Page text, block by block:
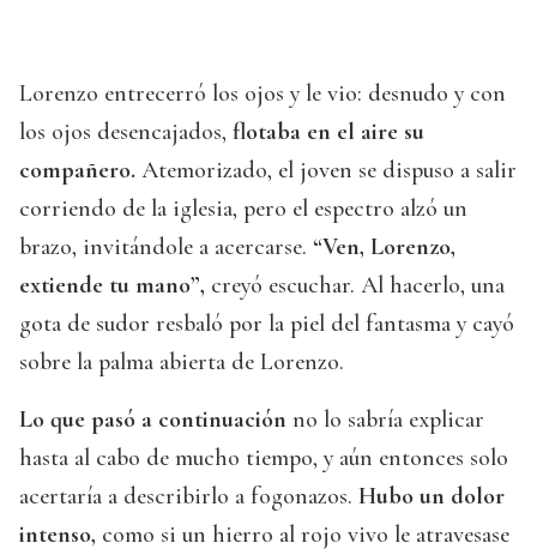
Lorenzo entrecerró los ojos y le vio: desnudo y con
los ojos desencajados, flotaba en el aire su
compañero. Atemorizado, el joven se dispuso a salir
corriendo de la iglesia, pero el espectro alzó un
brazo, invitándole a acercarse. “Ven, Lorenzo,
extiende tu mano”, creyó escuchar. Al hacerlo, una
gota de sudor resbaló por la piel del fantasma y cayó
sobre la palma abierta de Lorenzo.
Lo que pasó a continuación no lo sabría explicar
hasta al cabo de mucho tiempo, y aún entonces solo
acertaría a describirlo a fogonazos. Hubo un dolor
intenso, como si un hierro al rojo vivo le atravesase